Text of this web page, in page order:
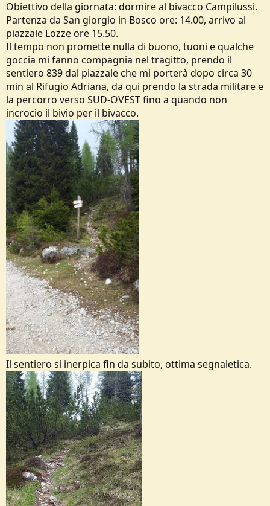
Obiettivo della giornata: dormire al bivacco Campilussi.
Partenza da San giorgio in Bosco ore: 14.00, arrivo al
piazzale Lozze ore 15.50.
Il tempo non promette nulla di buono, tuoni e qualche
goccia mi fanno compagnia nel tragitto, prendo il
sentiero 839 dal piazzale che mi porterà dopo circa 30
min al Rifugio Adriana, da qui prendo la strada militare e
la percorro verso SUD-OVEST fino a quando non
incrocio il bivio per il bivacco.
Il sentiero si inerpica fin da subito, ottima segnaletica.